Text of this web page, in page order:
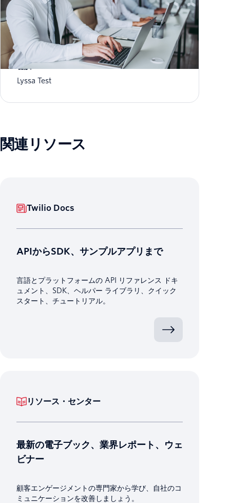
お客さまの選ぶ場所で寄り添う効果的なサポートの
Lyssa Test
関連リソース
Twilio Docs
APIからSDK、サンプルアプリまで
言語とプラットフォームの API リファレンス ドキ
ュメント、SDK、ヘルパー ライブラリ、クイック
スタート、チュートリアル。
リソース・センター
最新の電子ブック、業界レポート、ウェ
ビナー
顧客エンゲージメントの専門家から学び、自社のコ
ミュニケーションを改善しましょう。